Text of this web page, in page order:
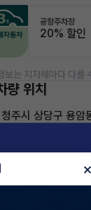
공항주차장
20% 할인
보는 지자체마다 다를
량 위치
주시 상당구 용암
×